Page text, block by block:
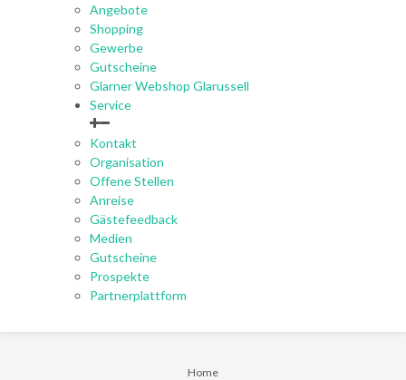
Angebote
Shopping
Gewerbe
Gutscheine
Glarner Webshop Glarussell
Service
Kontakt
Organisation
Offene Stellen
Anreise
Gästefeedback
Medien
Gutscheine
Prospekte
Partnerplattform
Home